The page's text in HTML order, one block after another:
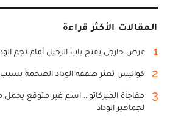
المقالات الأكثر قراءة
1 عرض خارجي يفتح باب الرحيل أمام نجم
2 كواليس تعثر صفقة الوداد الضخمة
3
مفاجأة الميركاتو... اسم غير متوقع يحمل
لجماهير الوداد